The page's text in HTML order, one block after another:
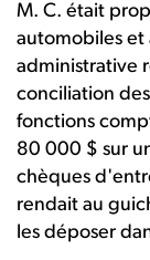
M. C. était
automobiles et
administrative
conciliation
fonctions
80 000 $ sur
chèques
rendait au
les déposer